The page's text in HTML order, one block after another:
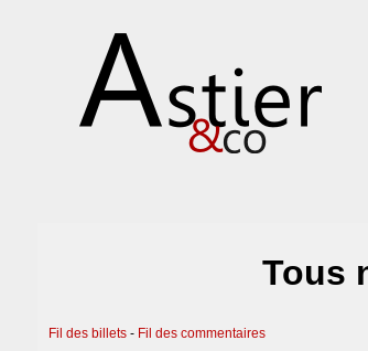
Tous
Fil des billets - Fil des commentaires